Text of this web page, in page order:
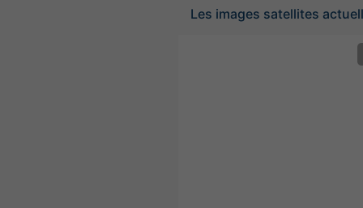
Les images satellites